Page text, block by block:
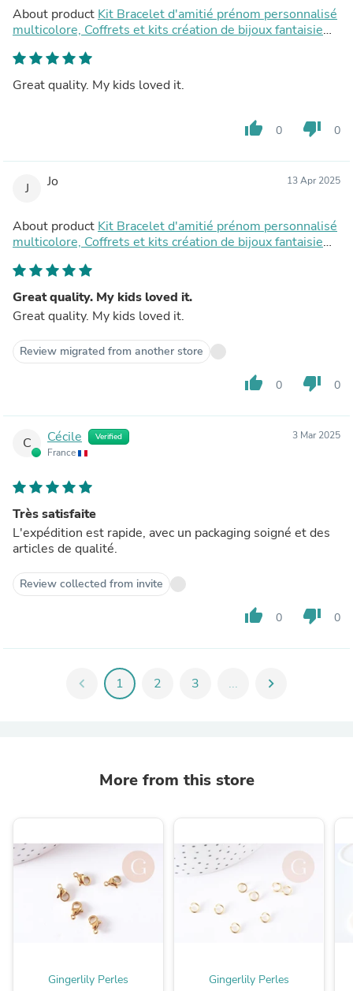
About product Kit Bracelet d'amitié prénom personnalisé
multicolore, Coffrets et kits création de bijoux fantaisie
Great quality. My kids loved it.
thumb_up 0 thumb_down 0
J Jo 13 Apr 2025
About product Kit Bracelet d'amitié prénom personnalisé
multicolore, Coffrets et kits création de bijoux fantaisie
Great quality. My kids loved it.
Great quality. My kids loved it.
Review migrated from another store
thumb_up 0 thumb_down 0
C Cécile Verified
France
3 Mar 2025
Très satisfaite
L'expédition est rapide, avec un packaging soigné et des
articles de qualité.
Review collected from invite
thumb_up 0 thumb_down 0
chevron_left 1 2 3 ... chevron_right
More from this store
Gingerlily Perles Gingerlily Perles